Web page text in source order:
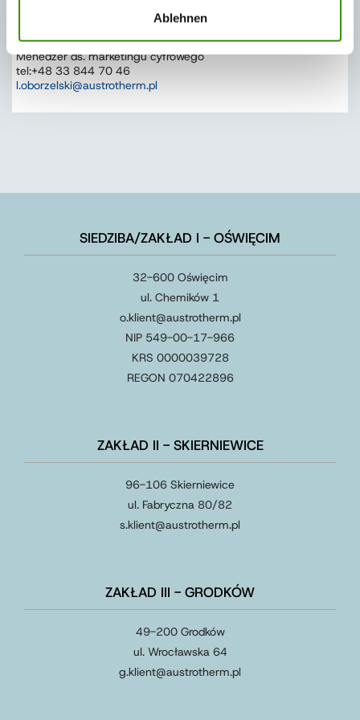
Ablehnen
Łukasz Oborzelski
Menedżer ds. marketingu cyfrowego
tel:+48 33 844 70 46
l.oborzelski@austrotherm.pl
SIEDZIBA/ZAKŁAD I - OŚWIĘCIM
32-600 Oświęcim
ul. Chemików 1
o.klient@austrotherm.pl
NIP 549-00-17-966
KRS 0000039728
REGON 070422896
ZAKŁAD II - SKIERNIEWICE
96-106 Skierniewice
ul. Fabryczna 80/82
s.klient@austrotherm.pl
ZAKŁAD III - GRODKÓW
49-200 Grodków
ul. Wrocławska 64
g.klient@austrotherm.pl